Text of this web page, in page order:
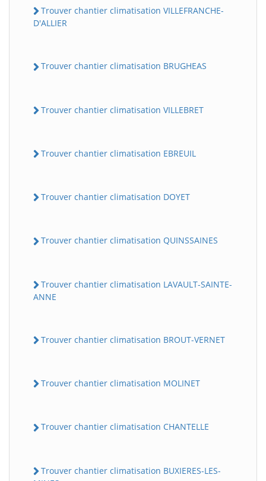
Trouver chantier climatisation VILLEFRANCHE-
D'ALLIER
Trouver chantier climatisation BRUGHEAS
Trouver chantier climatisation VILLEBRET
Trouver chantier climatisation EBREUIL
Trouver chantier climatisation DOYET
Trouver chantier climatisation QUINSSAINES
Trouver chantier climatisation LAVAULT-SAINTE-
ANNE
Trouver chantier climatisation BROUT-VERNET
Trouver chantier climatisation MOLINET
Trouver chantier climatisation CHANTELLE
Trouver chantier climatisation BUXIERES-LES-